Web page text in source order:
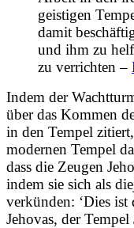
geistigen
damit
und ihm zu
zu verrichten –
Indem der
über das Kommen
in den Tempel
modernen Tempel
dass die Zeugen
indem sie sich als
verkünden: ‘Dies ist
Jehovas, der Tempel